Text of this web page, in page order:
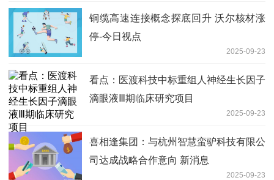
铜缆高速连接概念探底回升 沃尔核材涨
停-今日视点
2025-09-23
看点：医渡科技中标重组人神经生长因子
滴眼液Ⅲ期临床研究项目
2025-09-23
喜相逢集团：与杭州智慧蛮驴科技有限公
司达成战略合作意向 新消息
2025-09-23